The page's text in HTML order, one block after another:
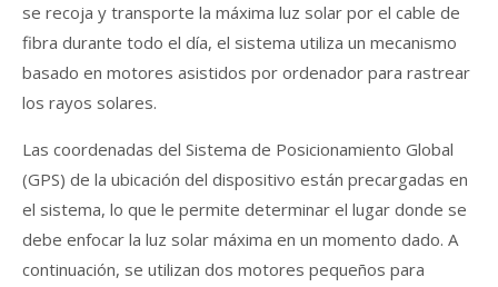
se recoja y transporte la máxima luz solar por el cable de
fibra durante todo el día, el sistema utiliza un mecanismo
basado en motores asistidos por ordenador para rastrear
los rayos solares.
Las coordenadas del Sistema de Posicionamiento Global
(GPS) de la ubicación del dispositivo están precargadas en
el sistema, lo que le permite determinar el lugar donde se
debe enfocar la luz solar máxima en un momento dado. A
continuación, se utilizan dos motores pequeños para